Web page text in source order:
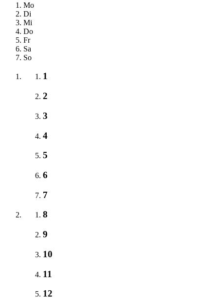
Mo
Di
Mi
Do
Fr
Sa
So
1
2
3
4
5
6
7
8
9
10
11
12